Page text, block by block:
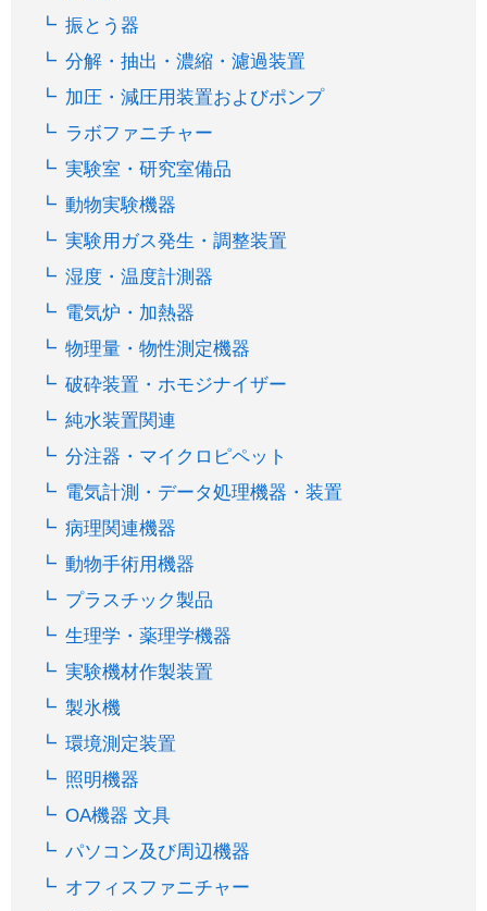
振とう器
分解・抽出・濃縮・濾過装置
加圧・減圧用装置およびポンプ
ラボファニチャー
実験室・研究室備品
動物実験機器
実験用ガス発生・調整装置
湿度・温度計測器
電気炉・加熱器
物理量・物性測定機器
破砕装置・ホモジナイザー
純水装置関連
分注器・マイクロピペット
電気計測・データ処理機器・装置
病理関連機器
動物手術用機器
プラスチック製品
生理学・薬理学機器
実験機材作製装置
製氷機
環境測定装置
照明機器
OA機器 文具
パソコン及び周辺機器
オフィスファニチャー